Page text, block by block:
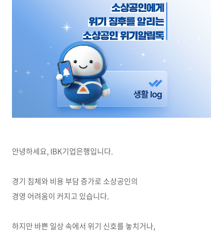
안녕하세요, IBK기업은행입니다.
경기 침체와 비용 부담 증가로 소상공인의
경영 어려움이 커지고 있습니다.
하지만 바쁜 일상 속에서 위기 신호를 놓치거나,